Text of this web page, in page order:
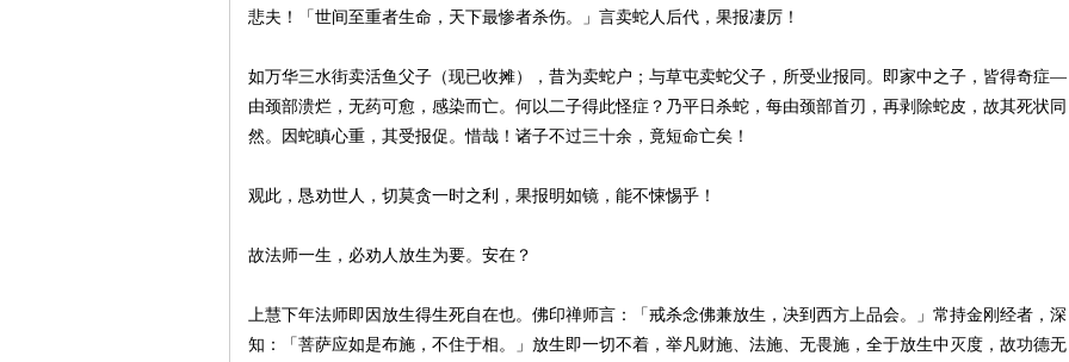
悲夫！「世间至重者生命，天下最惨者杀伤。」言卖蛇人后代，果报凄厉！
如万华三水街卖活鱼父子（现已收摊），昔为卖蛇户；与草屯卖蛇父子，所受业报同。即家中之子，皆得奇症—
由颈部溃烂，无药可愈，感染而亡。何以二子得此怪症？乃平日杀蛇，每由颈部首刃，再剥除蛇皮，故其死状同
然。因蛇瞋心重，其受报促。惜哉！诸子不过三十余，竟短命亡矣！
观此，恳劝世人，切莫贪一时之利，果报明如镜，能不悚惕乎！
故法师一生，必劝人放生为要。安在？
上慧下年法师即因放生得生死自在也。佛印禅师言：「戒杀念佛兼放生，决到西方上品会。」常持金刚经者，深
知：「菩萨应如是布施，不住于相。」放生即一切不着，举凡财施、法施、无畏施，全于放生中灭度，故功德无